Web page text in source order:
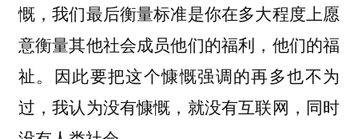
慨，我们最后衡量标准是你在多大程度上愿
意衡量其他社会成员他们的福利，他们的福
祉。因此要把这个慷慨强调的再多也不为
过，我认为没有慷慨，就没有互联网，同时